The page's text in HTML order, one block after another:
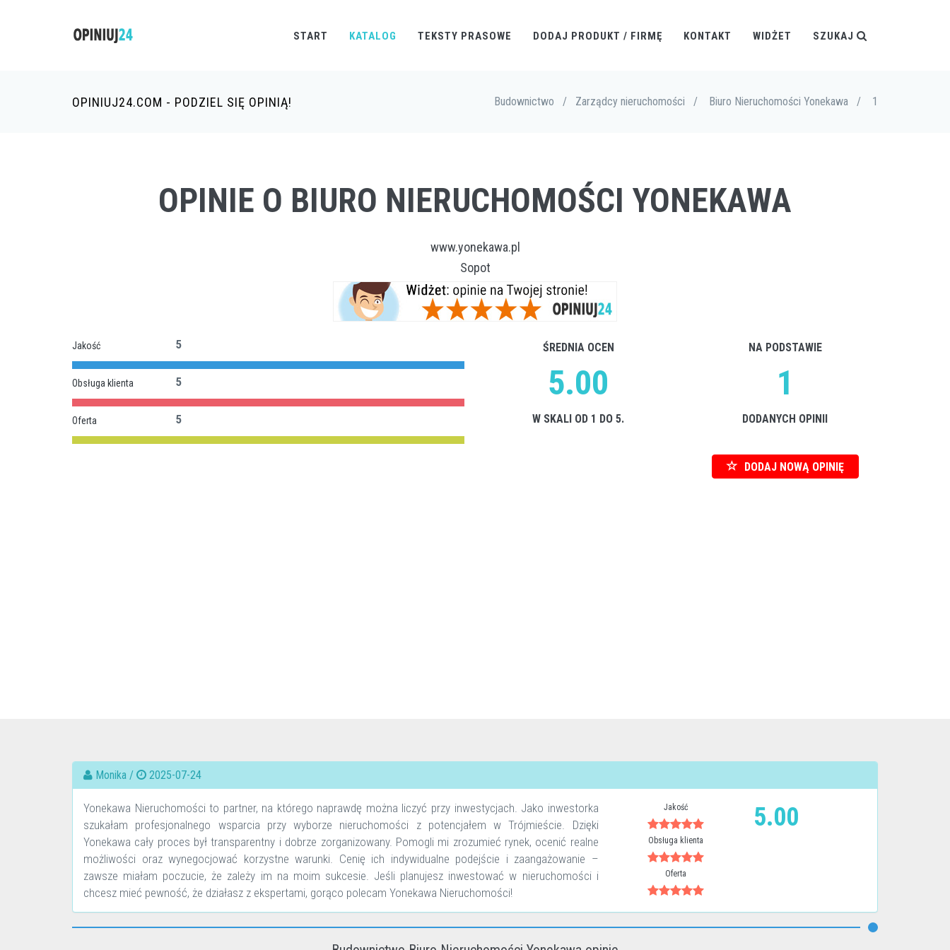
START KATALOG TEKSTY PRASOWE DODAJ PRODUKT / FIRMĘ KONTAKT WIDŻET SZUKAJ
OPINIUJ24.COM - PODZIEL SIĘ OPINIĄ! Budownictwo / Zarządcy nieruchomości / Biuro Nieruchomości Yonekawa / 1
OPINIE O BIURO NIERUCHOMOŚCI YONEKAWA
www.yonekawa.pl
Sopot
Jakość 5
Obsługa klienta 5
Oferta 5
ŚREDNIA OCEN
5.00
W SKALI OD 1 DO 5.
NA PODSTAWIE
1
DODANYCH OPINII
DODAJ NOWĄ OPINIĘ
Monika / 2025-07-24
Yonekawa Nieruchomości to partner, na którego naprawdę można liczyć przy inwestycjach. Jako inwestorka
szukałam profesjonalnego wsparcia przy wyborze nieruchomości z potencjałem w Trójmieście. Dzięki
Yonekawa cały proces był transparentny i dobrze zorganizowany. Pomogli mi zrozumieć rynek, ocenić realne
możliwości oraz wynegocjować korzystne warunki. Cenię ich indywidualne podejście i zaangażowanie –
zawsze miałam poczucie, że zależy im na moim sukcesie. Jeśli planujesz inwestować w nieruchomości i
chcesz mieć pewność, że działasz z ekspertami, gorąco polecam Yonekawa Nieruchomości!
Jakość
Obsługa klienta
Oferta
5.00